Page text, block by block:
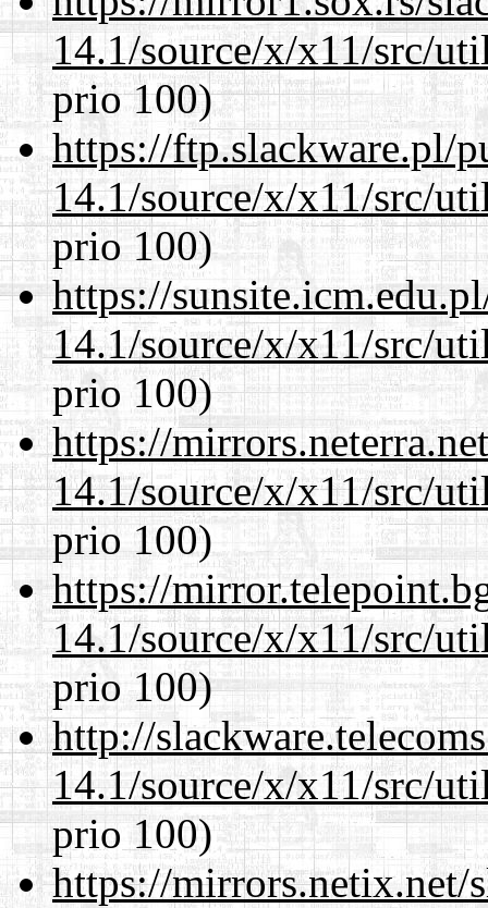
14.1/source/x/x11/src/
prio 100)
https://ftp.slackware.pl/
14.1/source/x/x11/src/
prio 100)
https://
14.1/source/x/x11/src/
prio 100)
https://
14.1/source/x/x11/src/
prio 100)
https://
14.1/source/x/x11/src/
prio 100)
http://
14.1/source/x/x11/src/
prio 100)
https://mirrors.netix.net/